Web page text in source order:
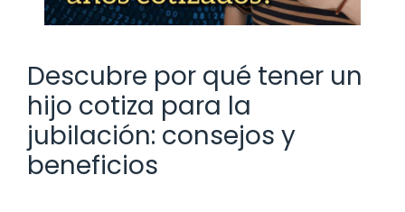
Descubre por qué tener un
hijo cotiza para la
jubilación: consejos y
beneficios